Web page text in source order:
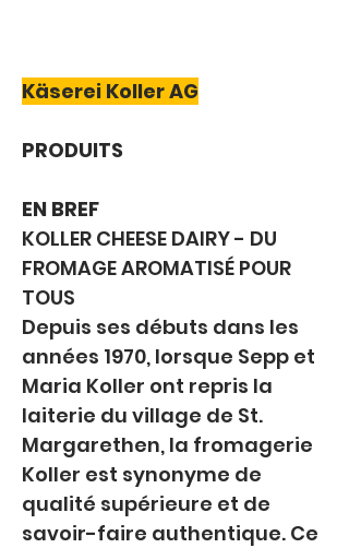
Käserei Koller AG
PRODUITS
EN BREF
KOLLER CHEESE DAIRY - DU
FROMAGE AROMATISÉ POUR
TOUS
Depuis ses débuts dans les
années 1970, lorsque Sepp et
Maria Koller ont repris la
laiterie du village de St.
Margarethen, la fromagerie
Koller est synonyme de
qualité supérieure et de
savoir-faire authentique. Ce